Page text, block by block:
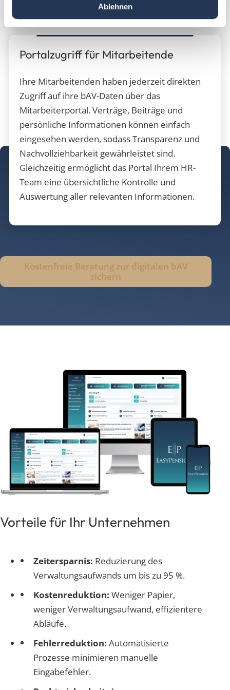
Ablehnen
Portalzugriff für Mitarbeitende
Ihre Mitarbeitenden haben jederzeit direkten
Zugriff auf ihre bAV-Daten über das
Mitarbeiterportal. Verträge, Beiträge und
persönliche Informationen können einfach
eingesehen werden, sodass Transparenz und
Nachvollziehbarkeit gewährleistet sind.
Gleichzeitig ermöglicht das Portal Ihrem HR-
Team eine übersichtliche Kontrolle und
Auswertung aller relevanten Informationen.
Kostenfreie Beratung zur digitalen bAV
sichern
Vorteile für Ihr Unternehmen
Zeitersparnis: Reduzierung des
Verwaltungsaufwands um bis zu 95 %.
Kostenreduktion: Weniger Papier,
weniger Verwaltungsaufwand, effizientere
Abläufe.
Fehlerreduktion: Automatisierte
Prozesse minimieren manuelle
Eingabefehler.